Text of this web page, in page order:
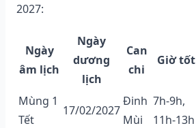
2027:
Ngày
âm lịch
Ngày
dương
lịch
Can
chi
Giờ tốt
Mùng 1
Tết
17/02/2027
Đinh
Mùi
7h-9h,
11h-13h